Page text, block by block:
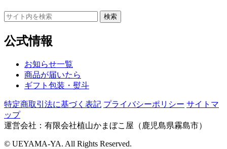
検
す
る
検索
公式情報
お知らせ一覧
商品が届いたら
ギフト包装・熨斗
特定商取引法に基づく表記 プライバシーポリシー サイトマ
ップ
運営会社：有限会社植山かまぼこ屋（鹿児島県霧島市）
© UEYAMA-YA. All Rights Reserved.